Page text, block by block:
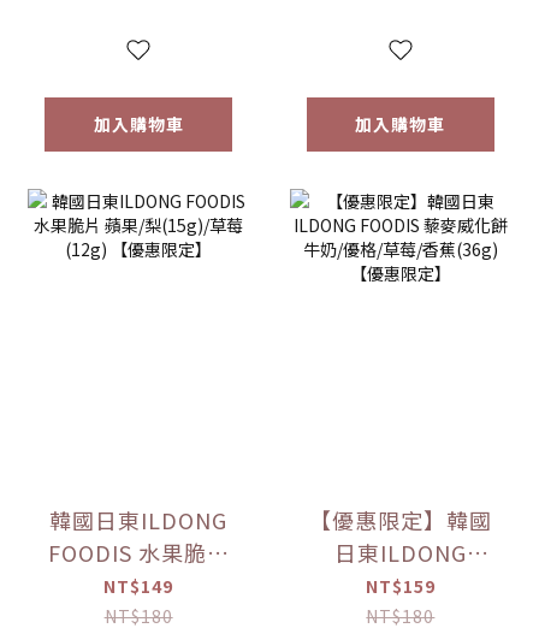
加入購物車 加入購物車
韓國日東ILDONG
FOODIS 水果脆片
蘋果/梨(15g)/草莓
(12g) 【優惠限定】
NT$149
NT$180
【優惠限定】韓國
日東ILDONG
FOODIS 藜麥威化
餅 牛奶/優格/草莓/
NT$159
NT$180